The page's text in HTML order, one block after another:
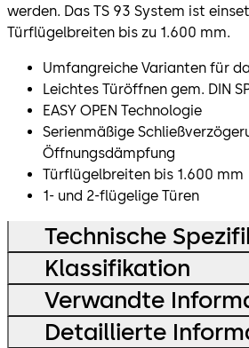
werden. Das TS 93 System ist
Türflügelbreiten bis zu 1.600 mm.
Umfangreiche Varianten für
Leichtes Türöffnen gem. DIN
EASY OPEN Technologie
Serienmäßige
Öffnungsdämpfung
Türflügelbreiten bis 1.600 mm
1- und 2-flügelige Türen
Technische
Klassifikation
Verwandte
Detaillierte